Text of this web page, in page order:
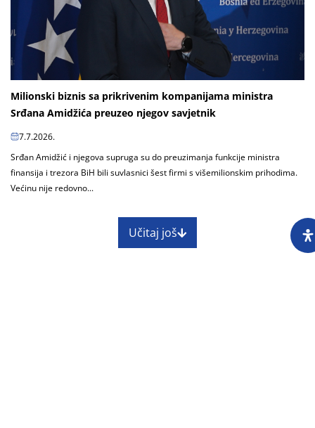
Milionski biznis sa prikrivenim kompanijama ministra
Srđana Amidžića preuzeo njegov savjetnik
7.7.2026.
Srđan Amidžić i njegova supruga su do preuzimanja funkcije ministra
finansija i trezora BiH bili suvlasnici šest firmi s višemilionskim prihodima.
Većinu nije redovno...
Učitaj još